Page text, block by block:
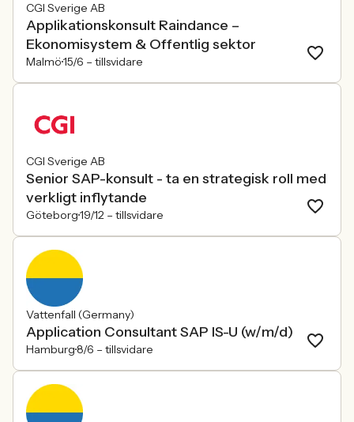
CGI Sverige AB
Applikationskonsult Raindance –
Ekonomisystem & Offentlig sektor
Malmö15/6 – tillsvidare
CGI Sverige AB
Senior SAP-konsult - ta en strategisk roll med
verkligt inflytande
Göteborg19/12 – tillsvidare
Vattenfall (Germany)
Application Consultant SAP IS-U (w/m/d)
Hamburg8/6 – tillsvidare